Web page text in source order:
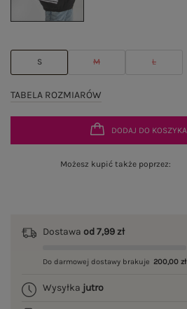
S M L
TABELA ROZMIARÓW
DODAJ DO KOSZYKA
Możesz kupić także poprzez:
Dostawa od 7,99 zł
Do darmowej dostawy brakuje 200,00 zł
Wysyłka jutro